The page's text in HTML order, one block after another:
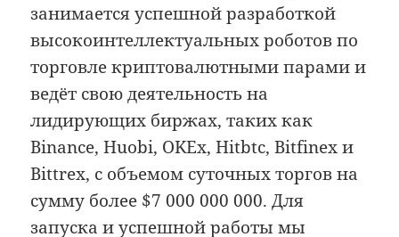
занимается успешной разработкой
высокоинтеллектуальных роботов по
торговле криптовалютными парами и
ведёт свою деятельность на
лидирующих биржах, таких как
Binance, Huobi, OKEx, Hitbtc, Bitfinex и
Bittrex, с объемом суточных торгов на
сумму более $7 000 000 000. Для
запуска и успешной работы мы